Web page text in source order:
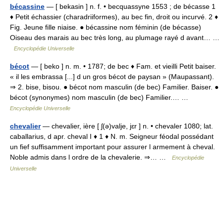
bécassine — [ bekasin ] n. f. • becquassyne 1553 ; de bécasse 1
♦ Petit échassier (charadriiformes), au bec fin, droit ou incurvé. 2 ♦
Fig. Jeune fille niaise. ● bécassine nom féminin (de bécasse)
Oiseau des marais au bec très long, au plumage rayé d avant… …
Encyclopédie Universelle
bécot — [ beko ] n. m. • 1787; de bec ♦ Fam. et vieilli Petit baiser.
« il les embrassa [...] d un gros bécot de paysan » (Maupassant).
⇒ 2. bise, bisou. ● bécot nom masculin (de bec) Familier. Baiser. ●
bécot (synonymes) nom masculin (de bec) Familier.… …
Encyclopédie Universelle
chevalier— chevalier, ière [ ʃ(ə)valje, jɛr ] n. • chevaler 1080; lat.
caballarius, d apr. cheval I ♦ 1 ♦ N. m. Seigneur féodal possédant
un fief suffisamment important pour assurer l armement à cheval.
Noble admis dans l ordre de la chevalerie. ⇒… …
Encyclopédie
Universelle